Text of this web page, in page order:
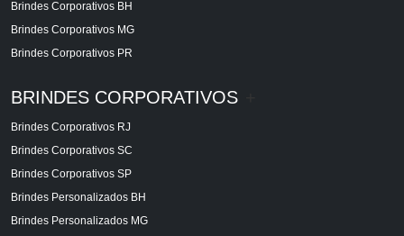
Brindes Corporativos BH
Brindes Corporativos MG
Brindes Corporativos PR
BRINDES CORPORATIVOS
Brindes Corporativos RJ
Brindes Corporativos SC
Brindes Corporativos SP
Brindes Personalizados BH
Brindes Personalizados MG